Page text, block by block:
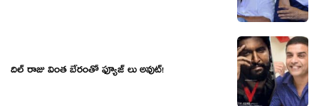
దిల్ రాజు వింత బేరంతో ఫ్యూజ్ లు అవుట్!